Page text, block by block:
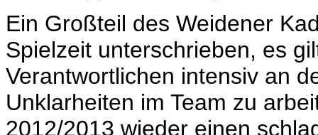
Ein Großteil des Weidener
Spielzeit unterschrieben, es
Verantwortlichen intensiv an
Unklarheiten im Team zu
2012/2013 wieder einen